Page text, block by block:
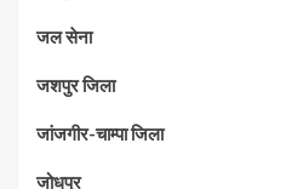
जल सेना
जशपुर जिला
जांजगीर-चाम्पा जिला
जोधपुर